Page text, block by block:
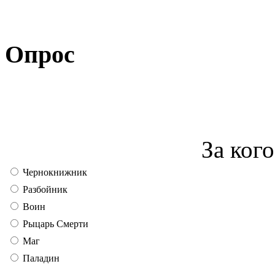
Опрос
За
Чернокнижник
Разбойник
Воин
Рыцарь Смерти
Маг
Паладин